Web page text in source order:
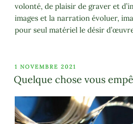
volonté, de plaisir de graver et
images et la narration évoluer,
pour seul matériel le désir
PUBLIÉ
LE
1 NOVEMBRE 2021
Quelque chose vous